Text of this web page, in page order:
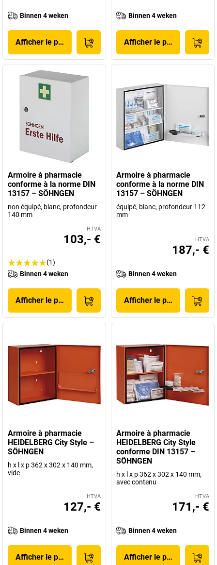
Binnen 4 weken
Afficher le produit
Binnen 4 weken
Afficher le produit
Armoire à pharmacie
conforme à la norme DIN
13157 – SÖHNGEN
non équipé, blanc, profondeur
140 mm
HTVA
103,- €
(1)
Binnen 4 weken
Afficher le produit
Armoire à pharmacie
conforme à la norme DIN
13157 – SÖHNGEN
équipé, blanc, profondeur 112
mm
HTVA
187,- €
Binnen 4 weken
Afficher le produit
Armoire à pharmacie
HEIDELBERG City Style –
SÖHNGEN
h x l x p 362 x 302 x 140 mm,
vide
HTVA
127,- €
Binnen 4 weken
Afficher le produit
Armoire à pharmacie
HEIDELBERG City Style
conforme DIN 13157 –
SÖHNGEN
h x l x p 362 x 302 x 140 mm,
avec contenu
HTVA
171,- €
Binnen 4 weken
Afficher le produit